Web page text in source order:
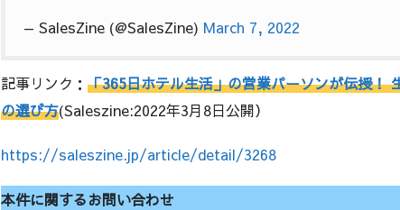
— SalesZine (@SalesZine) March 7, 2022
記事リンク： 「365日ホテル生活」の営業パーソンが伝授！
の選び方(Saleszine:2022年3月8日公開）
https://saleszine.jp/article/detail/3268
本件に関するお問い合わせ